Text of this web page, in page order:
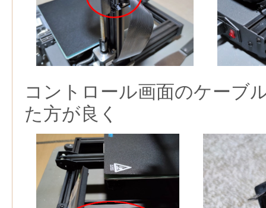
コントロール画面のケーブ
た方が良く